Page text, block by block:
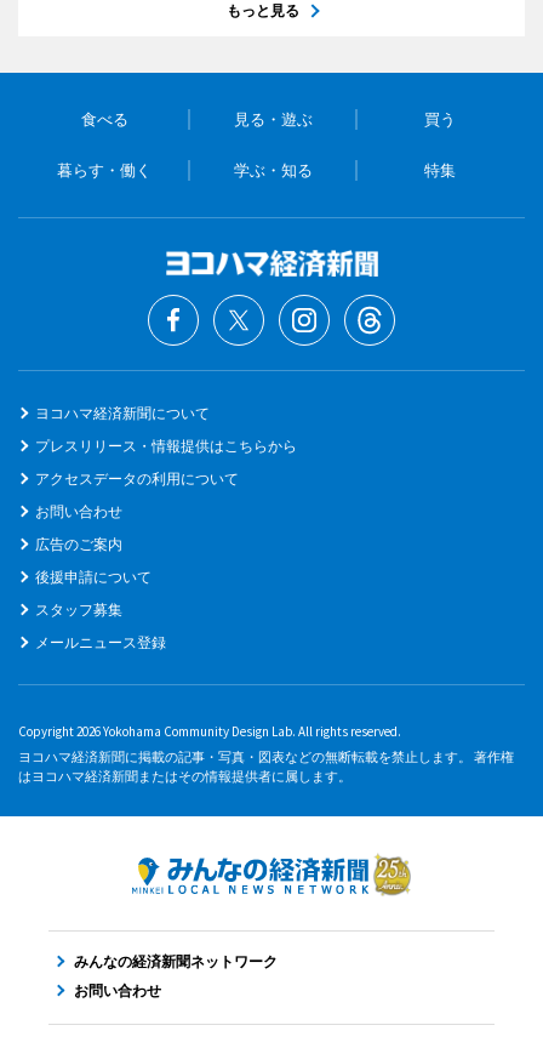
もっと見る
食べる 見る・遊ぶ 買う
暮らす・働く 学ぶ・知る 特集
ヨコハマ経済新聞について
プレスリリース・情報提供はこちらから
アクセスデータの利用について
お問い合わせ
広告のご案内
後援申請について
スタッフ募集
メールニュース登録
Copyright 2026 Yokohama Community Design Lab. All rights reserved.
ヨコハマ経済新聞に掲載の記事・写真・図表などの無断転載を禁止します。 著作権
はヨコハマ経済新聞またはその情報提供者に属します。
みんなの経済新聞ネットワーク
お問い合わせ